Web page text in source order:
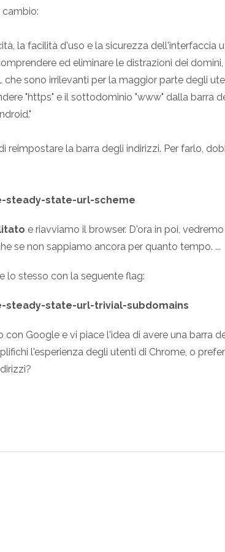
la facilità d'uso e la sicurezza dell'interfaccia
ed eliminare le distrazioni dei domini,
sono irrilevanti per la maggior parte degli
"https" e il sottodominio "www" dalla barra
reimpostare la barra degli indirizzi. Per farlo,
state-url-scheme
e riavviamo il browser. D'ora in poi,
se non sappiamo ancora per quanto tempo. ...
lo stesso con la seguente flag:
state-url-trivial-subdomains
Google e vi piace l'idea di avere una barra
l'esperienza degli utenti di Chrome, o